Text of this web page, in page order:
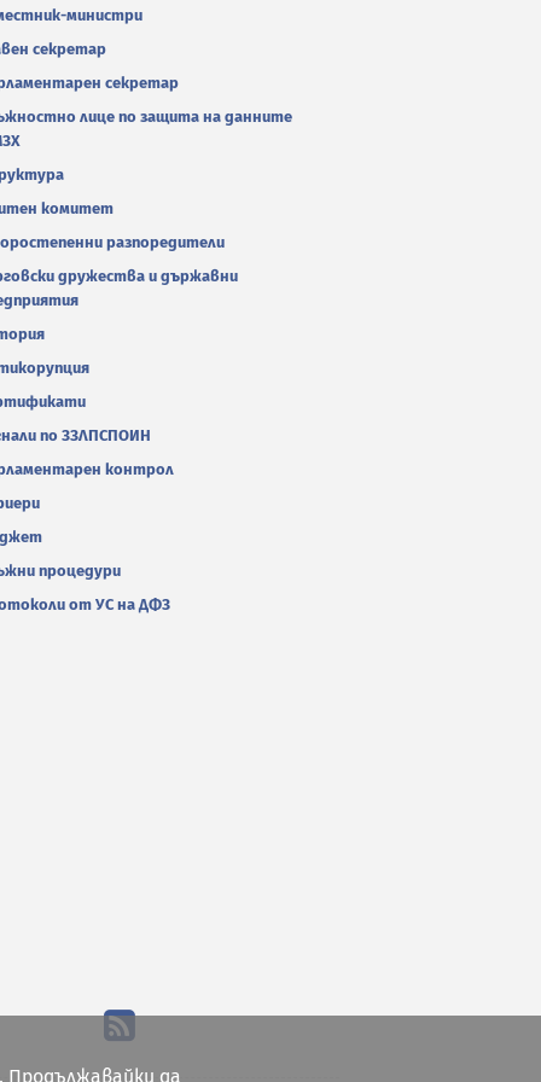
министри
секретар
секретар
лице по защита на данните
комитет
разпоредители
дружества и държавни
по ЗЗЛПСПОИН
контрол
процедури
от УС на ДФЗ
Продължавайки да